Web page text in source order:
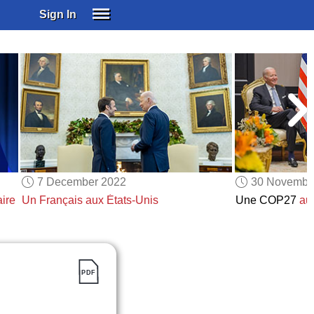
Sign In
SUBSCRIBE
EDUCATIONAL LICENSES
GIFT CARDS
OTHER LANGUAGES
ABOUT US
ALEXA
ADJUST COLORS
7 December 2022
Un Français aux États-Unis
30
Une COP27au